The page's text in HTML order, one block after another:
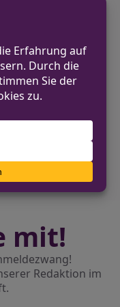
im
Wanderweg
mit!
Redaktion im